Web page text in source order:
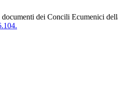
dei Concili Ecumenici